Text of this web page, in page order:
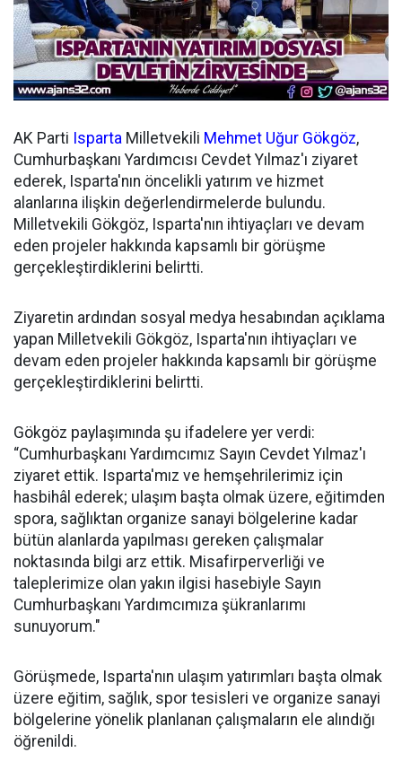
AK Parti Isparta Milletvekili Mehmet Uğur Gökgöz,
Cumhurbaşkanı Yardımcısı Cevdet Yılmaz'ı ziyaret
ederek, Isparta'nın öncelikli yatırım ve hizmet
alanlarına ilişkin değerlendirmelerde bulundu.
Milletvekili Gökgöz, Isparta'nın ihtiyaçları ve devam
eden projeler hakkında kapsamlı bir görüşme
gerçekleştirdiklerini belirtti.
Ziyaretin ardından sosyal medya hesabından açıklama
yapan Milletvekili Gökgöz, Isparta'nın ihtiyaçları ve
devam eden projeler hakkında kapsamlı bir görüşme
gerçekleştirdiklerini belirtti.
Gökgöz paylaşımında şu ifadelere yer verdi:
“Cumhurbaşkanı Yardımcımız Sayın Cevdet Yılmaz'ı
ziyaret ettik. Isparta'mız ve hemşehrilerimiz için
hasbihâl ederek; ulaşım başta olmak üzere, eğitimden
spora, sağlıktan organize sanayi bölgelerine kadar
bütün alanlarda yapılması gereken çalışmalar
noktasında bilgi arz ettik. Misafirperverliği ve
taleplerimize olan yakın ilgisi hasebiyle Sayın
Cumhurbaşkanı Yardımcımıza şükranlarımı
sunuyorum."
Görüşmede, Isparta'nın ulaşım yatırımları başta olmak
üzere eğitim, sağlık, spor tesisleri ve organize sanayi
bölgelerine yönelik planlanan çalışmaların ele alındığı
öğrenildi.